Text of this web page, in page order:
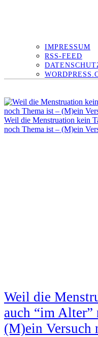
IMPRESSUM
RSS-FEED
Weil die Menstruation kein
noch Thema ist – (M)ein
Weil die
auch “im Alter”
(M)ein Versuch